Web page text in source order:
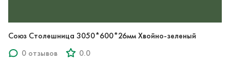
Союз Столешница 3050*600*26мм Хвойно-зеленый
0 отзывов
0.0